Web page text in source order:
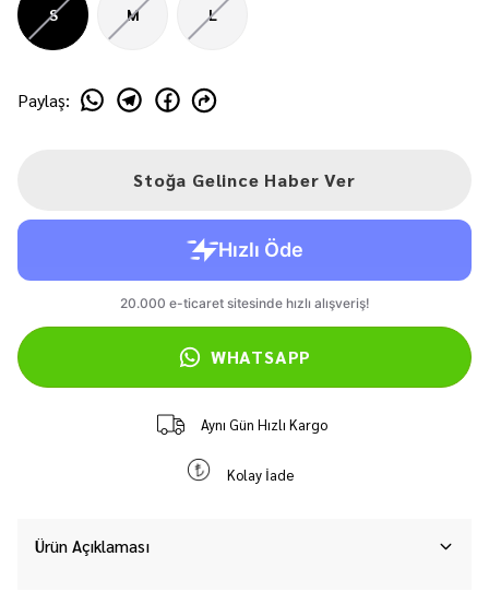
S M L
Paylaş:
Stoğa Gelince Haber Ver
WHATSAPP
Aynı Gün Hızlı Kargo
Kolay İade
Ürün Açıklaması